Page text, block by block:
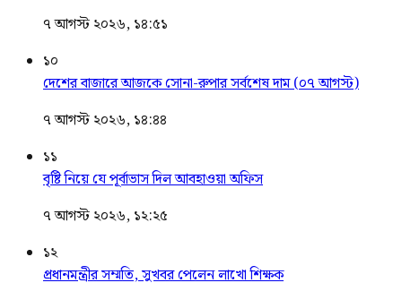
৭ আগস্ট ২০২৬, ১৪:৫১
১০
দেশের বাজারে আজকে সোনা-রুপার সর্বশেষ দাম (০৭ আগস্ট)
৭ আগস্ট ২০২৬, ১৪:৪৪
১১
বৃষ্টি নিয়ে যে পূর্বাভাস দিল আবহাওয়া অফিস
৭ আগস্ট ২০২৬, ১২:২৫
১২
প্রধানমন্ত্রীর সম্মতি, সুখবর পেলেন লাখো শিক্ষক